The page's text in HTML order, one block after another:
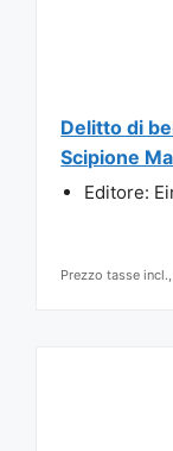
Delitto di
Scipione
Editore:
Prezzo tasse